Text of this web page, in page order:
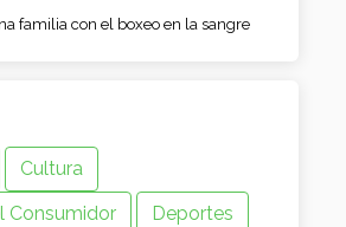
familia con el boxeo en la sangre
Cultura
Consumidor
Deportes